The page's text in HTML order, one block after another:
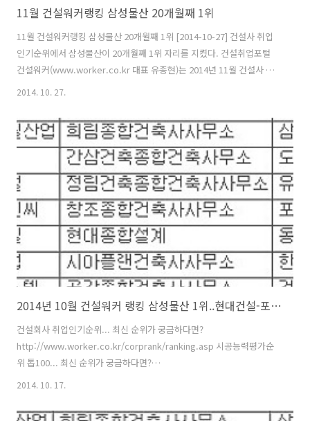
11월 건설워커랭킹 삼성물산 20개월째 1위
11월 건설워커랭킹 삼성물산 20개월째 1위 [2014-10-27] 건설사 취업
인기순위에서 삼성물산이 20개월째 1위 자리를 지켰다. 건설취업포털
건설워커(www.worker.co.kr 대표 유종현)는 2014년 11월 건설사 취
업인기순위(일명 ‘건설워커 랭킹’)에서 삼성물산이 종합건설 부문 정상
위를 기록 중이다. 또 현대엔지니어링(엔지니어링), 구산토건(전문건설),
삼우종합건축사사무소(건축설계), 은민에스앤디(인테리어)가 부문별 1
위를 차지했다. 종합건설 부문에서는 삼성물산에 이어 현대건설, 포스코
건설, 대우건설, 대림산업, GS건설, SK건설, 두산건설, 롯데건설, 한화
건설이 톱10에 이름을 올렸다. 현대산업개발, 호반건설, 두산..
2014. 10. 27.
2014년 10월 건설워커 랭킹 삼성물산 1위..현대건설-포스코건설-대우건설 순 [건설회사순위]
건설회사 취업인기순위... 최신 순위가 궁금하다면?
http://www.worker.co.kr/corprank/ranking.asp 시공능력평가순
위 톱100... 최신 순위가 궁금하다면?
건설취업포털 건설워커(www.worker.co.kr 대표 유종현)는 2014년
2014. 10. 17.